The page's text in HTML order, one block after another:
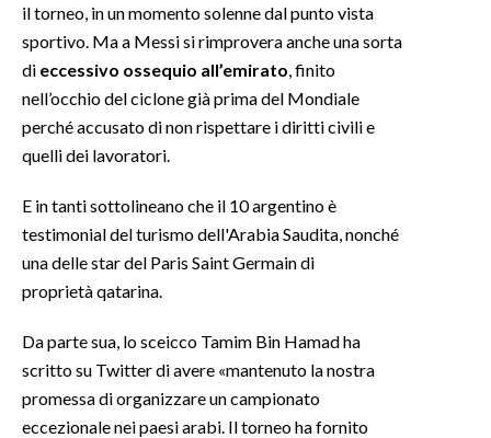
il torneo, in un momento solenne dal punto vista
sportivo. Ma a Messi si rimprovera anche una sorta
di eccessivo ossequio all’emirato , finito
nell’occhio del ciclone già prima del Mondiale
perché accusato di non rispettare i diritti civili e
quelli dei lavoratori.
E in tanti sottolineano che il 10 argentino è
testimonial del turismo dell'Arabia Saudita, nonché
una delle star del Paris Saint Germain di
proprietà qatarina.
Da parte sua, lo sceicco Tamim Bin Hamad ha
scritto su Twitter di avere «mantenuto la nostra
promessa di organizzare un campionato
eccezionale nei paesi arabi. Il torneo ha fornito